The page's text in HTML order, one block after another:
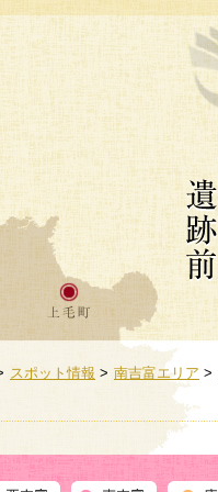
スポット情報 > 南吉富エリア >